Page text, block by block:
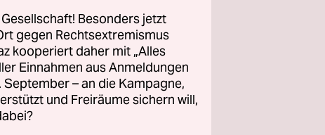
hier zu
habe auch
Besonders jetzt
gegen Rechtsextremismus
kooperiert daher mit „Alles
Einnahmen aus Anmeldungen
September – an die Kampagne,
und Freiräume sichern will,